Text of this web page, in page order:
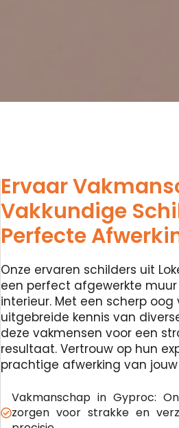
Ervaar
Vakkundige
Perfecte
Onze ervaren schilders uit
een perfect afgewerkte
interieur. Met een scherp
uitgebreide kennis van
deze vakmensen voor een
resultaat. Vertrouw op hun
prachtige afwerking van
Vakmanschap in Gyproc:
zorgen voor strakke en